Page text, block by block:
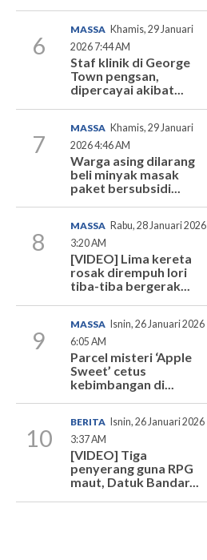
6
MASSA Khamis, 29 Januari
2026 7:44 AM
Staf klinik di George
Town pengsan,
dipercayai akibat...
7
MASSA Khamis, 29 Januari
2026 4:46 AM
Warga asing dilarang
beli minyak masak
paket bersubsidi...
8
MASSA Rabu, 28 Januari 2026
3:20 AM
[VIDEO] Lima kereta
rosak dirempuh lori
tiba-tiba bergerak...
9
MASSA Isnin, 26 Januari 2026
6:05 AM
Parcel misteri ‘Apple
Sweet’ cetus
kebimbangan di...
10
BERITA
Isnin, 26 Januari 2026
3:37 AM
[VIDEO] Tiga
penyerang guna RPG
maut, Datuk Bandar...